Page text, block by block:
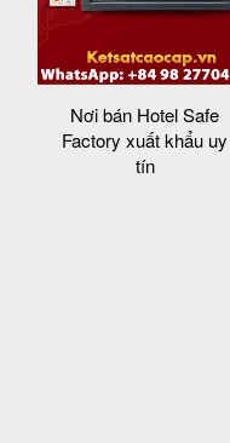
Nơi bán Hotel Safe
Factory xuất khẩu uy
tín